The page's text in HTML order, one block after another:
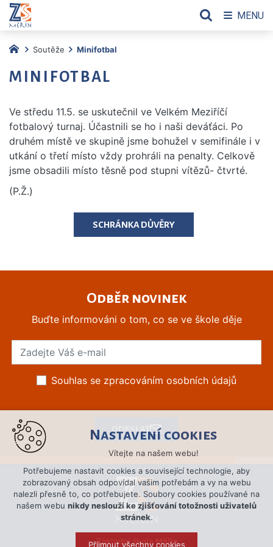
SCHRÁNKA DŮVĚRY
Soutěže Minifotbal
MINIFOTBAL
Ve středu 11.5. se uskutečnil ve Velkém Meziříčí
fotbalový turnaj. Účastnili se ho i naši deváťáci. Po
druhém místě ve skupině jsme bohužel v semifinále i v
utkání o třetí místo vždy prohráli na penalty. Celkově
jsme obsadili místo těsně pod stupni vítězů- čtvrté.
(P.Ž.)
Odběr novinek
Buďte informováni o tom, co se ve škole děje
Souhlas se zpracováním osobních údajů
Základní škola Měřín
MENU
Nastavení cookies
Vítejte na našem webu!
Potřebujeme nastavit cookies a související technologie, aby
zobrazovaný obsah odpovídal vašim potřebám a vy na webu
nalezli přesně to, co potřebujete. Soubory cookies používané na
našem webu nikdy neslouží ke zjišťování totožnosti uživatelů
stránek.
Přijmout všechny cookies